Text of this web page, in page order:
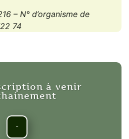
– N° d’organisme de
74
à venir
-